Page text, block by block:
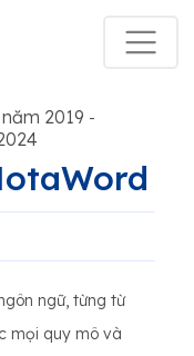
2019 -
ngữ, từng từ
mọi quy mô và